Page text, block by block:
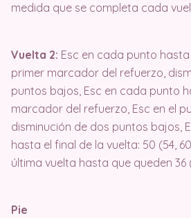
medida que se completa cada
Vuelta 2: Esc en cada punto
primer marcador del refuerzo,
puntos bajos, Esc en cada punto
marcador del refuerzo, Esc en el
disminución de dos puntos bajos,
hasta el final de la vuelta: 50 (54,
última vuelta hasta que queden 36
Pie